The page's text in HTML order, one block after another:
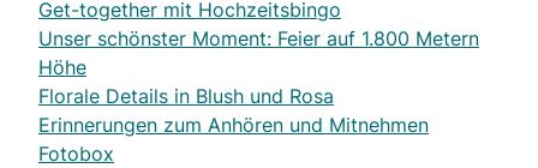
Get-together mit Hochzeitsbingo
Unser schönster Moment: Feier auf 1.800 Metern
Höhe
Florale Details in Blush und Rosa
Erinnerungen zum Anhören und Mitnehmen
Fotobox